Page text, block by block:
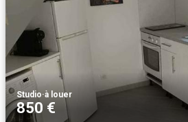
Studio·à louer
850 €